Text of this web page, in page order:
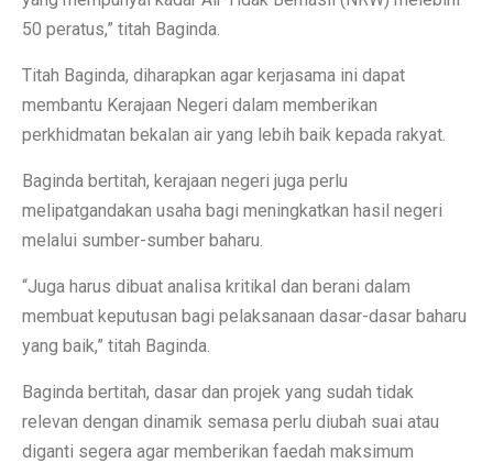
50 peratus,” titah Baginda.
Titah Baginda, diharapkan agar kerjasama ini dapat
membantu Kerajaan Negeri dalam memberikan
perkhidmatan bekalan air yang lebih baik kepada rakyat.
Baginda bertitah, kerajaan negeri juga perlu
melipatgandakan usaha bagi meningkatkan hasil negeri
melalui sumber-sumber baharu.
“Juga harus dibuat analisa kritikal dan berani dalam
membuat keputusan bagi pelaksanaan dasar-dasar baharu
yang baik,” titah Baginda.
Baginda bertitah, dasar dan projek yang sudah tidak
relevan dengan dinamik semasa perlu diubah suai atau
diganti segera agar memberikan faedah maksimum